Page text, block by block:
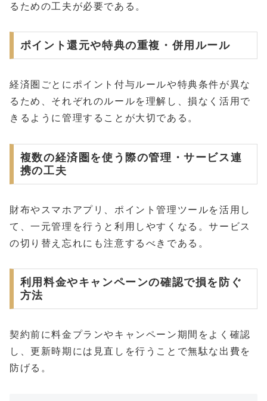
るための工夫が必要である。
ポイント還元や特典の重複・併用ルール
経済圏ごとにポイント付与ルールや特典条件が異な
るため、それぞれのルールを理解し、損なく活用で
きるように管理することが大切である。
複数の経済圏を使う際の管理・サービス連
携の工夫
財布やスマホアプリ、ポイント管理ツールを活用し
て、一元管理を行うと利用しやすくなる。サービス
の切り替え忘れにも注意するべきである。
利用料金やキャンペーンの確認で損を防ぐ
方法
契約前に料金プランやキャンペーン期間をよく確認
し、更新時期には見直しを行うことで無駄な出費を
防げる。